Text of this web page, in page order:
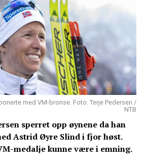
med VM-bronse. Foto: Terje Pedersen /
NTB
sperret opp øynene da han
Astrid Øyre Slind i fjor høst.
medalje kunne være i emning.